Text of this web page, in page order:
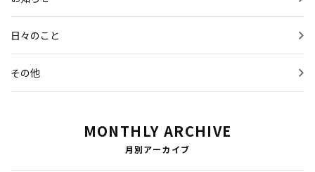
日々のこと
その他
MONTHLY ARCHIVE
月別アーカイブ